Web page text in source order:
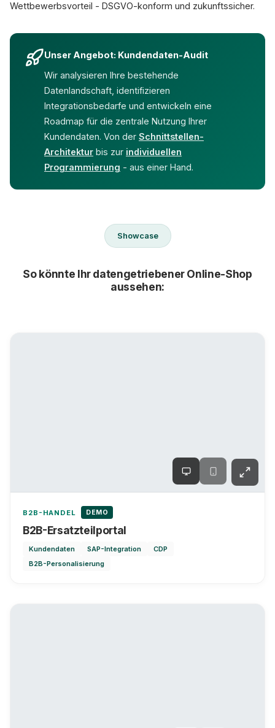
Wettbewerbsvorteil - DSGVO-konform und zukunftssicher.
Unser Angebot: Kundendaten-Audit
Wir analysieren Ihre bestehende
Datenlandschaft, identifizieren
Integrationsbedarfe und entwickeln eine
Roadmap für die zentrale Nutzung Ihrer
Kundendaten. Von der Schnittstellen-
Architektur bis zur individuellen
Programmierung - aus einer Hand.
Showcase
So könnte Ihr datengetriebener Online-Shop
aussehen:
B2B-HANDEL DEMO
B2B-Ersatzteilportal
Kundendaten SAP-Integration
CDP
B2B-Personalisierung